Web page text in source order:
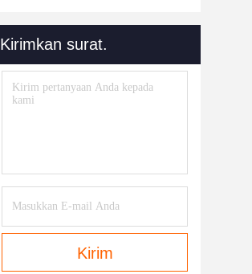
Kirimkan surat.
Kirim